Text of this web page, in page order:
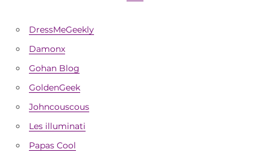
DressMeGeekly
Damonx
Gohan Blog
GoldenGeek
Johncouscous
Les illuminati
Papas Cool